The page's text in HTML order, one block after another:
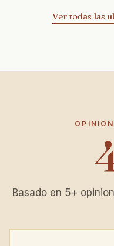
Ver todas las
Opiniones
Basado en 5+